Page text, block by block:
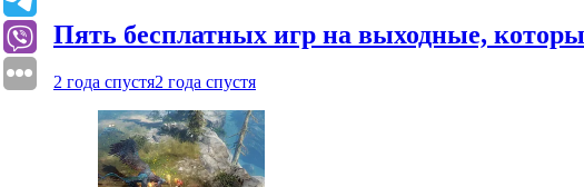
Пять бесплатных игр на выходные,
2 года спустя2 года спустя